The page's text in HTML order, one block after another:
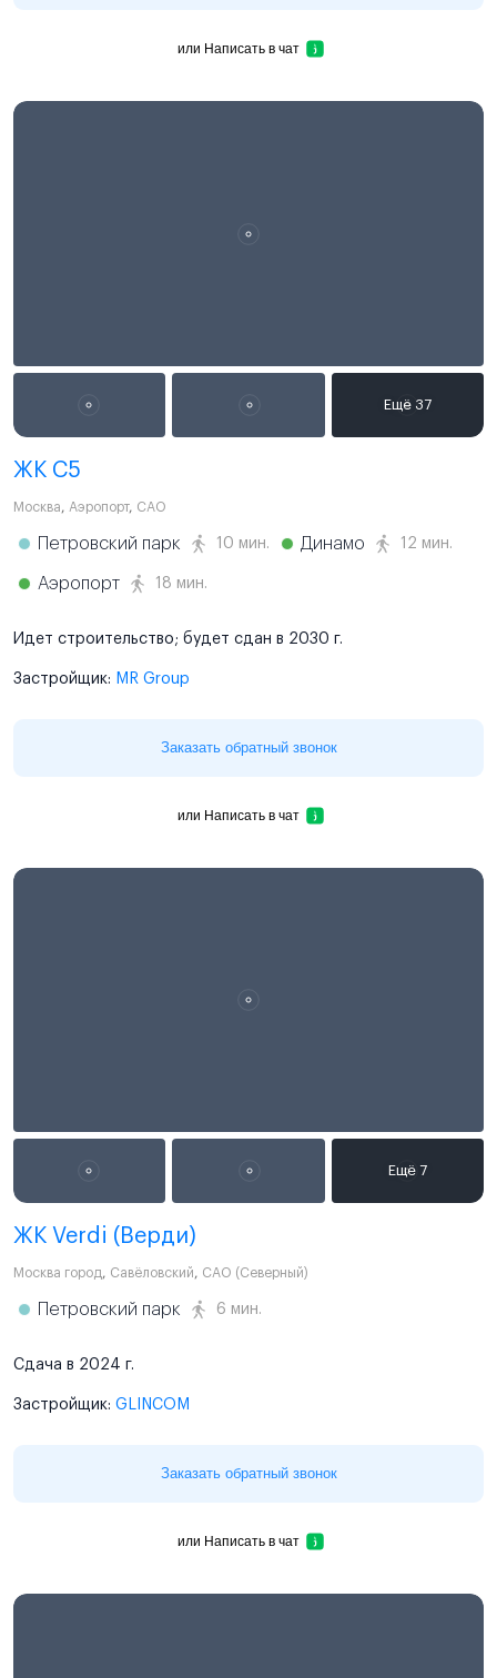
или Написать в чат
ЖК С5
Москва, Аэропорт, САО
Петровский парк 10 мин. Динамо 12 мин.
Аэропорт 18 мин.
Идет строительство; будет сдан в 2030 г.
Застройщик: MR Group
Заказать обратный звонок
или Написать в чат
ЖК Verdi (Верди)
Москва город, Савёловский, САО (Северный)
Петровский парк 6 мин.
Сдача в 2024 г.
Застройщик: GLINCOM
Заказать обратный звонок
или Написать в чат